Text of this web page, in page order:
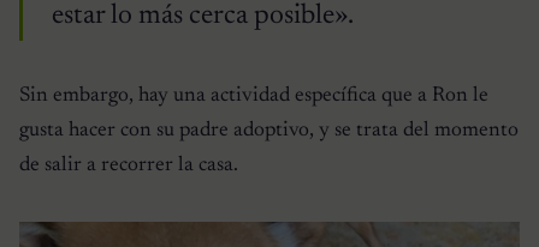
estar lo más cerca posible».
Sin embargo, hay una actividad específica que a Ron le
gusta hacer con su padre adoptivo, y se trata del momento
de salir a recorrer la casa.